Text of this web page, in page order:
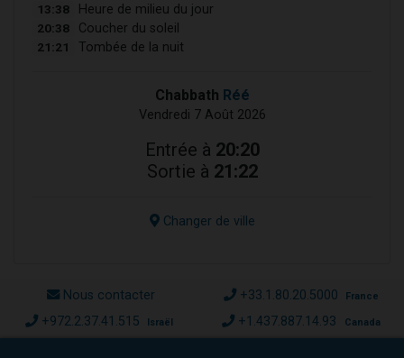
13:38 Heure de milieu du jour
20:38 Coucher du soleil
21:21 Tombée de la nuit
Chabbath Réé
Vendredi 7 Août 2026
Entrée à 20:20
Sortie à 21:22
Changer de ville
Nous contacter +33.1.80.20.5000 France
+972.2.37.41.515 Israël +1.437.887.14.93 Canada